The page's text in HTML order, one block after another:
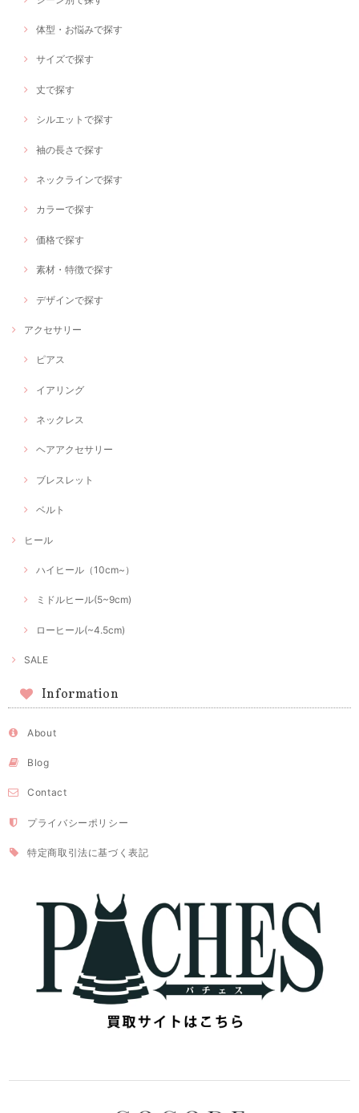
体型・お悩みで探す
サイズで探す
丈で探す
シルエットで探す
袖の長さで探す
ネックラインで探す
カラーで探す
価格で探す
素材・特徴で探す
デザインで探す
アクセサリー
ピアス
イアリング
ネックレス
ヘアアクセサリー
ブレスレット
ベルト
ヒール
ハイヒール（10cm~）
ミドルヒール(5~9cm)
ローヒール(~4.5cm)
SALE
Information
About
Blog
Contact
プライバシーポリシー
特定商取引法に基づく表記